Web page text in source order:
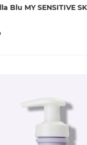
Blu MY SENSITIVE